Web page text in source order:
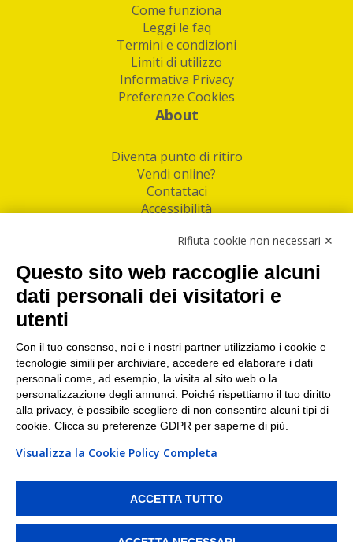
Come funziona
Leggi le faq
Termini e condizioni
Limiti di utilizzo
Informativa Privacy
Preferenze Cookies
About
Diventa punto di ritiro
Vendi online?
Contattaci
Accessibilità
Facebook
Linkedin
I nostri punti di ritiro e spedizione pacchi nelle
maggiori città italiane
Torino|Milano|Roma|Bologna|Firenze| Genova
Napoli|Varese
PI/CF/N°Iscr.: 10821360012 | REA: RM 1494760 | Cap.Soc.: 50.000€ |
Whistleblowing|Privacy |Preferenze Cookies
ritirare i tuoi acquisti online e spedire i tuoi pacchi.
Rifiuta cookie non necessari ✕
Questo sito web raccoglie alcuni
dati personali dei visitatori e
utenti
Con il tuo consenso, noi e i nostri partner utilizziamo i cookie e
tecnologie simili per archiviare, accedere ed elaborare i dati
personali come, ad esempio, la visita al sito web o la
personalizzazione degli annunci. Poiché rispettiamo il tuo diritto
alla privacy, è possibile scegliere di non consentire alcuni tipi di
cookie. Clicca su preferenze GDPR per saperne di più.
Visualizza la Cookie Policy Completa
ACCETTA TUTTO